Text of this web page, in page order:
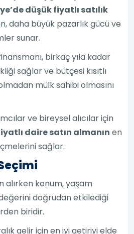
düşük fiyatlı satılık
daha büyük pazarlık gücü ve
sunar.
birkaç yıla kadar
sağlar ve bütçesi kısıtlı
mülk sahibi olmasını
ve bireysel alıcılar için
daire satın almanın en
sağlar.
alırken konum, yaşam
doğrudan etkilediği
biridir.
gelir için en iyi getiriyi elde